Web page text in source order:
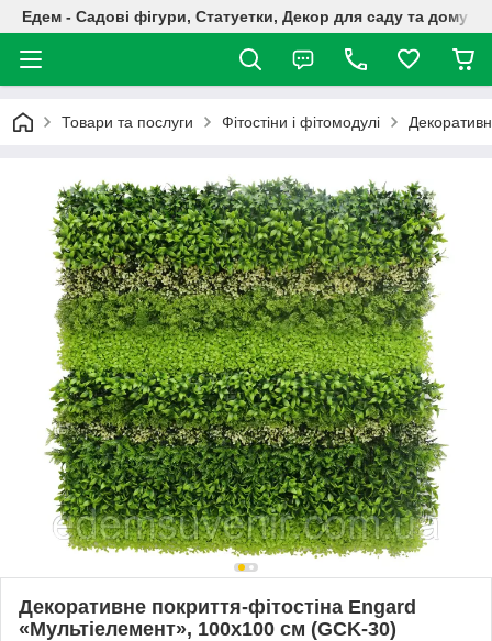
Едем - Садові фігури, Статуетки, Декор для саду та дому
Товари та послуги Фітостіни і фітомодулі
Декоративне покриття-фітостіна Engard
«Мультіелемент», 100х100 см (GCK-30)